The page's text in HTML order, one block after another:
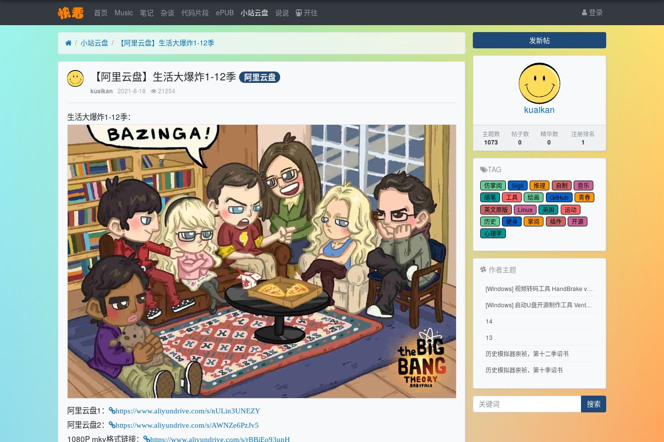
首页 Music 笔记 杂谈 代码片段 ePUB 小站云盘 说说 开往 登录
小站云盘 【阿里云盘】生活大爆炸1-12季
【阿里云盘】生活大爆炸1-12季 阿里云盘
kuaikan 2021-8-18 21254
生活大爆炸1-12季：
阿里云盘1： https://www.aliyundrive.com/s/nULin3UNEZY
阿里云盘2： https://www.aliyundrive.com/s/AWNZe6PzJv5
1080P mkv格式链接： https://www.aliyundrive.com/s/rBBiEo93unH
发新帖
kuaikan
主题数
1073
帖子数
0
精华数
0
注册排名
1
TAG
仿掌阅 Sigil 推理 自制
音乐
随笔
工具 绘画 GitHub
青春
英文原版
Linux 英国
运动
历史
健身 掌阅 插件
开源
心理学
作者主题
[Windows] 视频转码工具 HandBrake v1.11.2
[Windows] 启动U盘开源制作工具 Ventoy 1.1.17
14
13
历史模拟器崇祯，第十二季诏书
历史模拟器崇祯，第十季诏书
搜索